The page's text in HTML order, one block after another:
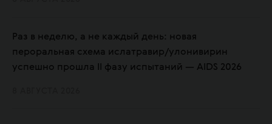
Раз в неделю, а не каждый день: новая
пероральная схема ислатравир/улонивирин
успешно прошла II фазу испытаний — AIDS 2026